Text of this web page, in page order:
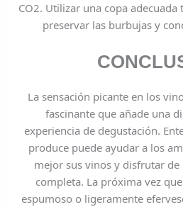
CO2. Utilizar una copa
preservar las burbujas y
La sensación picante en los
fascinante que añade una
experiencia de degustación.
produce puede ayudar a los
mejor sus vinos y disfrutar
completa. La próxima vez
espumoso o ligeramente